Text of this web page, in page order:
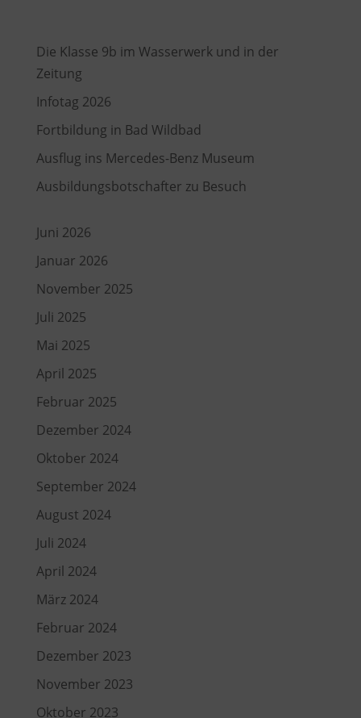
Die Klasse 9b im Wasserwerk und in der
Zeitung
Infotag 2026
Fortbildung in Bad Wildbad
Ausflug ins Mercedes-Benz Museum
Ausbildungsbotschafter zu Besuch
Juni 2026
Januar 2026
November 2025
Juli 2025
Mai 2025
April 2025
Februar 2025
Dezember 2024
Oktober 2024
September 2024
August 2024
Juli 2024
April 2024
März 2024
Februar 2024
Dezember 2023
November 2023
Oktober 2023